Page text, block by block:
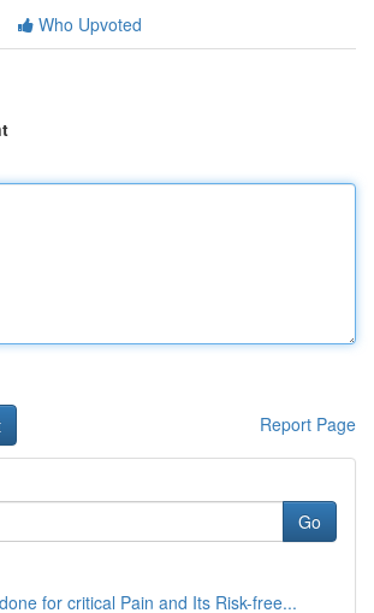
Who Upvoted
Report Page
Go
for critical Pain and Its Risk-free...